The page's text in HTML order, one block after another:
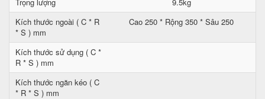
Kích thước ngoài ( C * R
* S ) mm
Cao 250 * Rộng 350 * Sâu 250
Kích thước sử dụng ( C *
R * S ) mm
Kích thước ngăn kéo ( C
* R * S ) mm